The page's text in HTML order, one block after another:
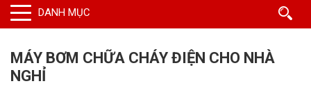
DANH MỤC
MÁY BƠM CHỮA CHÁY ĐIỆN CHO NHÀ
NGHỈ